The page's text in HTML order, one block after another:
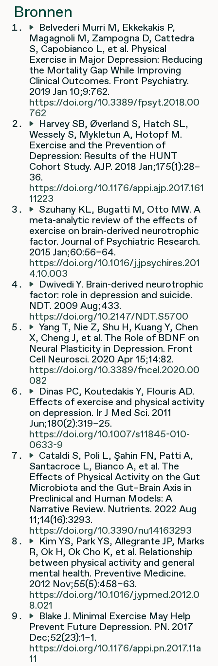
Bronnen
Belvederi Murri M, Ekkekakis P,
Magagnoli M, Zampogna D, Cattedra
S, Capobianco L, et al. Physical
Exercise in Major Depression: Reducing
the Mortality Gap While Improving
Clinical Outcomes. Front Psychiatry.
2019 Jan 10;9:762.
https://doi.org/10.3389/fpsyt.2018.00
762
Harvey SB, Øverland S, Hatch SL,
Wessely S, Mykletun A, Hotopf M.
Exercise and the Prevention of
Depression: Results of the HUNT
Cohort Study. AJP. 2018 Jan;175(1):28–
36.
https://doi.org/10.1176/appi.ajp.2017.161
11223
Szuhany KL, Bugatti M, Otto MW. A
meta-analytic review of the effects of
exercise on brain-derived neurotrophic
factor. Journal of Psychiatric Research.
2015 Jan;60:56–64.
https://doi.org/10.1016/j.jpsychires.201
4.10.003
Dwivedi Y. Brain-derived neurotrophic
factor: role in depression and suicide.
NDT. 2009 Aug;433.
https://doi.org/10.2147/NDT.S5700
Yang T, Nie Z, Shu H, Kuang Y, Chen
X, Cheng J, et al. The Role of BDNF on
Neural Plasticity in Depression. Front
Cell Neurosci. 2020 Apr 15;14:82.
https://doi.org/10.3389/fncel.2020.00
082
Dinas PC, Koutedakis Y, Flouris AD.
Effects of exercise and physical activity
on depression. Ir J Med Sci. 2011
Jun;180(2):319–25.
https://doi.org/10.1007/s11845-010-
0633-9
Cataldi S, Poli L, Şahin FN, Patti A,
Santacroce L, Bianco A, et al. The
Effects of Physical Activity on the Gut
Microbiota and the Gut–Brain Axis in
Preclinical and Human Models: A
Narrative Review. Nutrients. 2022 Aug
11;14(16):3293.
https://doi.org/10.3390/nu14163293
Kim YS, Park YS, Allegrante JP, Marks
R, Ok H, Ok Cho K, et al. Relationship
between physical activity and general
mental health. Preventive Medicine.
2012 Nov;55(5):458–63.
https://doi.org/10.1016/j.ypmed.2012.0
8.021
Blake J. Minimal Exercise May Help
Prevent Future Depression. PN. 2017
Dec;52(23):1–1.
https://doi.org/10.1176/appi.pn.2017.11a
11